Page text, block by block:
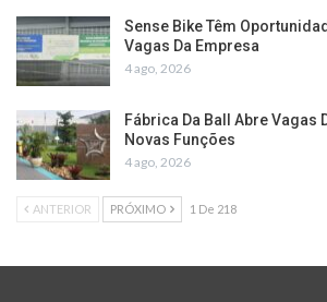
Sense Bike Têm
Vagas Da Empresa
4 ago, 2026
Fábrica Da Ball Abre Vagas
Novas Funções
4 ago, 2026
ANTERIOR PRÓXIMO 1 De 218